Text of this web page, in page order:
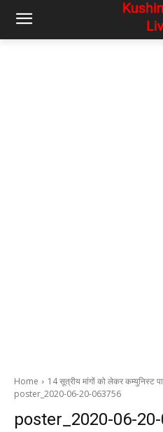
Home
14 सूत्रीय मांगों को लेकर कम्युनिस्ट
poster_2020-06-20-063756
poster_2020-06-